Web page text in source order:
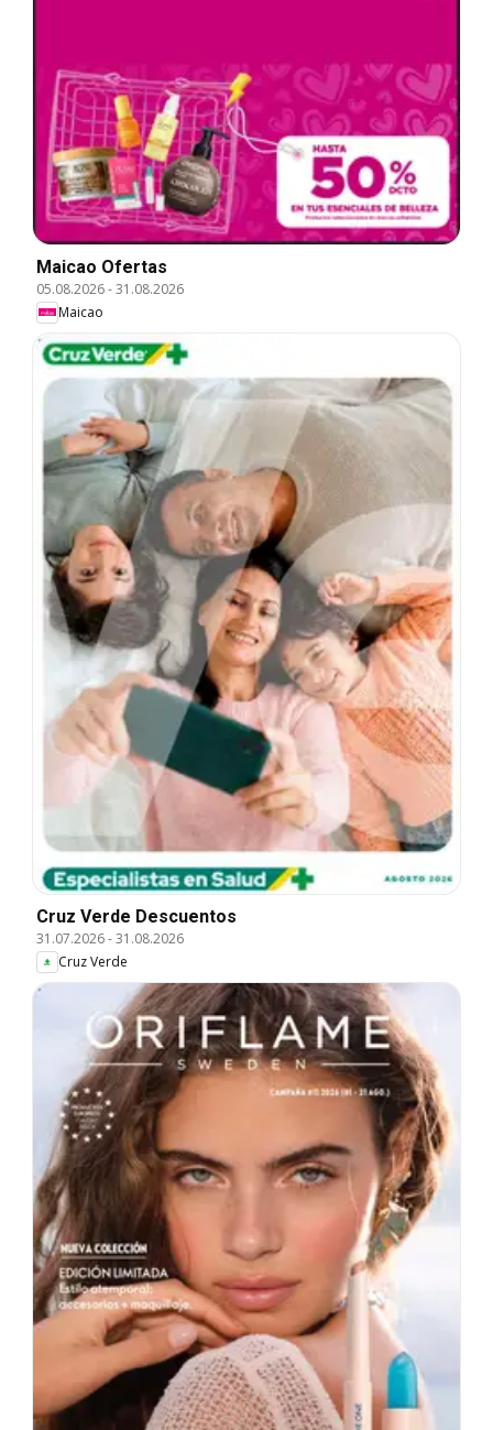
Maicao Ofertas
05.08.2026-31.08.2026
Maicao
Cruz Verde Descuentos
31.07.2026-31.08.2026
Cruz Verde